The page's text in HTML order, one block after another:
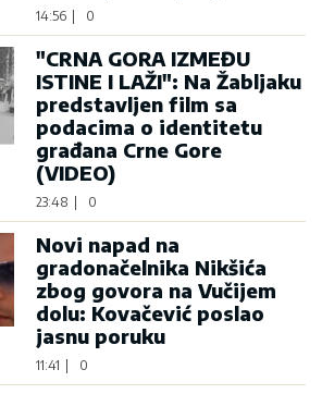
14:56 | 0
"CRNA GORA IZMEĐU
ISTINE I LAŽI": Na Žabljaku
predstavljen film sa
podacima o identitetu
građana Crne Gore
(VIDEO)
23:48 | 0
Novi napad na
gradonačelnika Nikšića
zbog govora na Vučijem
dolu: Kovačević poslao
jasnu poruku
11:41 | 0